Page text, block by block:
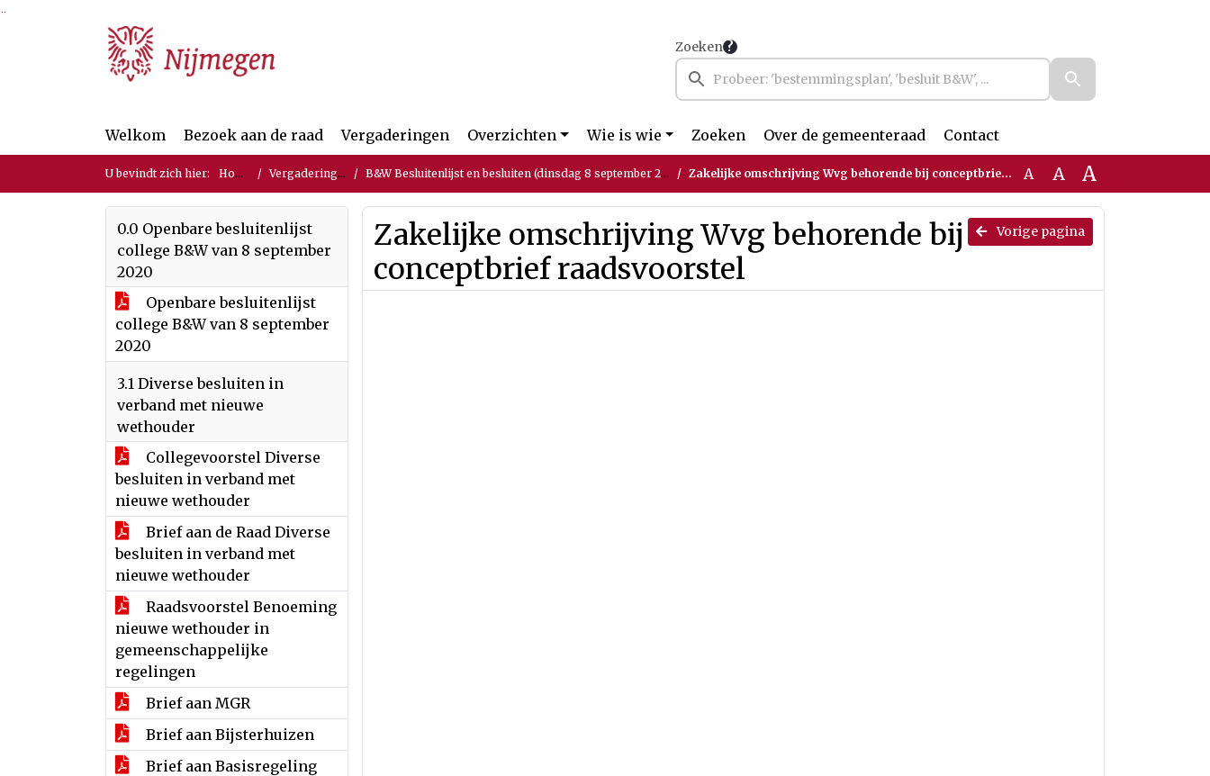
Ga naar de inhoud van deze pagina
Ga naar het zoeken
Ga naar het menu
Zoeken
Welkom Bezoek aan de raad Vergaderingen Overzichten Wie is wie Zoeken Over de gemeenteraad Contact
U bevindt zich hier: Home Vergaderingen B&W Besluitenlijst en besluiten (dinsdag 8 september 2020) Zakelijke omschrijving Wvg behorende bij conceptbrief raadsvoorstel A A A
0.0 Openbare besluitenlijst
college B&W van 8 september
2020
Openbare besluitenlijst
college B&W van 8 september
2020
3.1 Diverse besluiten in
verband met nieuwe
wethouder
Collegevoorstel Diverse
besluiten in verband met
nieuwe wethouder
Brief aan de Raad Diverse
besluiten in verband met
nieuwe wethouder
Raadsvoorstel Benoeming
nieuwe wethouder in
gemeenschappelijke
regelingen
Brief aan MGR
Brief aan Bijsterhuizen
Brief aan Basisregeling
Vorige pagina
Zakelijke omschrijving Wvg behorende bij
conceptbrief raadsvoorstel